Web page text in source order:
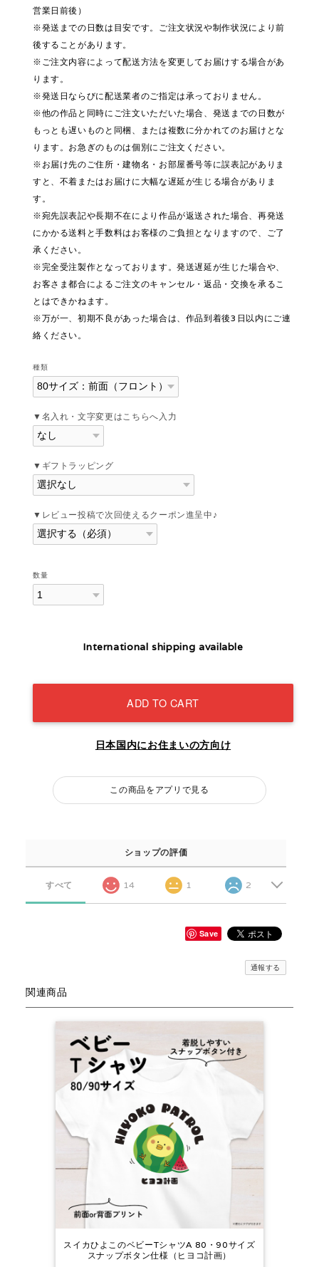
営業日前後）
※発送までの日数は目安です。ご注文状況や制作状況により前
後することがあります。
※ご注文内容によって配送方法を変更してお届けする場合があ
ります。
※発送日ならびに配送業者のご指定は承っておりません。
※他の作品と同時にご注文いただいた場合、発送までの日数が
もっとも遅いものと同梱、または複数に分かれてのお届けとな
ります。お急ぎのものは個別にご注文ください。
※お届け先のご住所・建物名・お部屋番号等に誤表記がありま
すと、不着またはお届けに大幅な遅延が生じる場合がありま
す。
※宛先誤表記や長期不在により作品が返送された場合、再発送
にかかる送料と手数料はお客様のご負担となりますので、ご了
承ください。
※完全受注製作となっております。発送遅延が生じた場合や、
お客さま都合によるご注文のキャンセル・返品・交換を承るこ
とはできかねます。
※万が一、初期不良があった場合は、作品到着後3日以内にご連
絡ください。
種類
▼名入れ・文字変更はこちらへ入力
▼ギフトラッピング
▼レビュー投稿で次回使えるクーポン進呈中♪
数量
International shipping available
ADD TO CART
日本国内にお住まいの方向け
この商品をアプリで見る
ショップの評価
すべて 14 1 2
Save
通報する
関連商品
スイカひよこのベビーTシャツA 80・90サイズ
スナップボタン仕様（ヒヨコ計画）